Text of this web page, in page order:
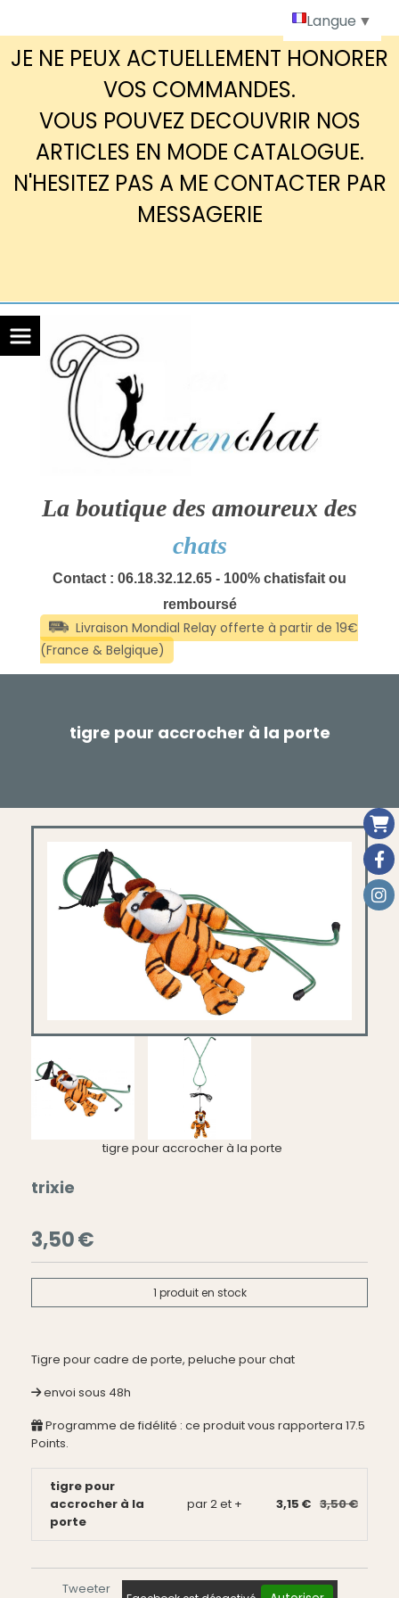
JE NE PEUX ACTUELLEMENT HONORER
VOS COMMANDES.
VOUS POUVEZ DECOUVRIR NOS
ARTICLES EN MODE CATALOGUE.
N'HESITEZ PAS A ME CONTACTER PAR
MESSAGERIE
La boutique des amoureux des
chats
Contact : 06.18.32.12.65 - 100% chatisfait ou
remboursé
tigre pour accrocher à la porte
tigre pour accrocher à la porte
trixie
3,50€
1 produit en stock
Tigre pour cadre de porte, peluche pour chat
envoi sous 48h
Programme de fidélité : ce produit vous rapportera 17.5
Points.
tigre pour
accrocher à la
porte
par 2 et + 3,15 € 3,50 €
Tweeter
Langue ▼